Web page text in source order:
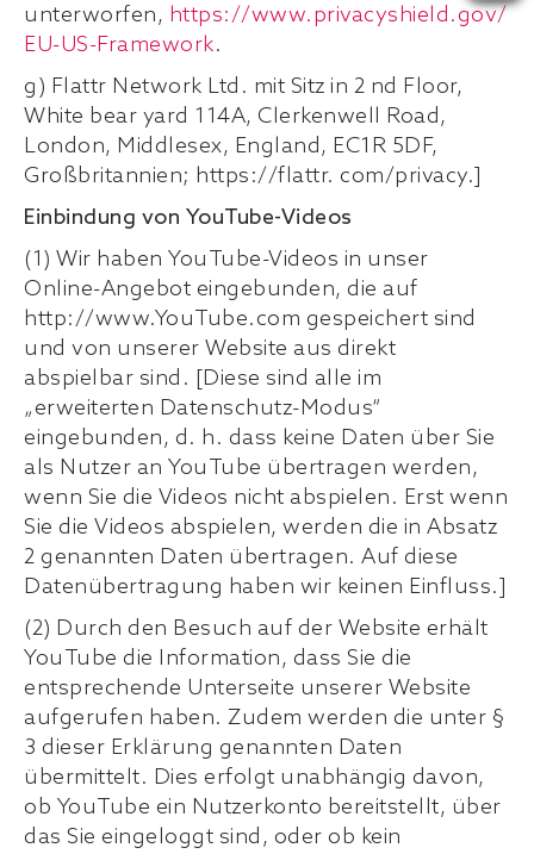
unterworfen, https://www.privacyshield.gov/
EU-US-Framework.
g) Flattr Network Ltd. mit Sitz in 2 nd Floor,
White bear yard 114A, Clerkenwell Road,
London, Middlesex, England, EC1R 5DF,
Großbritannien; https://flattr. com/privacy.]
Einbindung von YouTube-Videos
(1) Wir haben YouTube-Videos in unser
Online-Angebot eingebunden, die auf
http://www.YouTube.com gespeichert sind
und von unserer Website aus direkt
abspielbar sind. [Diese sind alle im
„erweiterten Datenschutz-Modus“
eingebunden, d. h. dass keine Daten über Sie
als Nutzer an YouTube übertragen werden,
wenn Sie die Videos nicht abspielen. Erst wenn
Sie die Videos abspielen, werden die in Absatz
2 genannten Daten übertragen. Auf diese
Datenübertragung haben wir keinen Einfluss.]
(2) Durch den Besuch auf der Website erhält
YouTube die Information, dass Sie die
entsprechende Unterseite unserer Website
aufgerufen haben. Zudem werden die unter §
3 dieser Erklärung genannten Daten
übermittelt. Dies erfolgt unabhängig davon,
ob YouTube ein Nutzerkonto bereitstellt, über
das Sie eingeloggt sind, oder ob kein